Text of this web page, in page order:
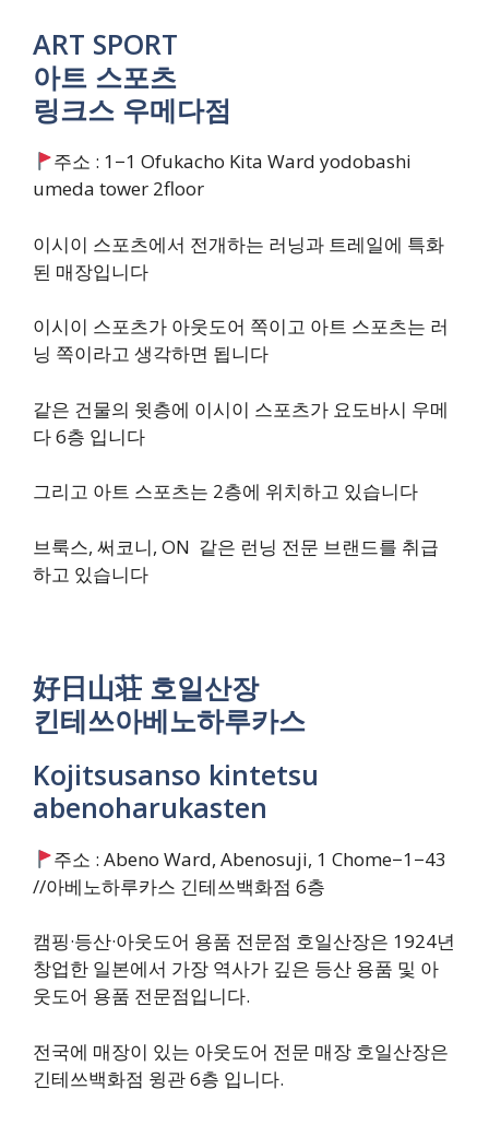
ART SPORT
아트 스포츠
링크스 우메다점
주소 : 1−1 Ofukacho Kita Ward yodobashi
umeda tower 2floor
이시이 스포츠에서 전개하는 러닝과 트레일에 특화
된 매장입니다
이시이 스포츠가 아웃도어 쪽이고 아트 스포츠는 러
닝 쪽이라고 생각하면 됩니다
같은 건물의 윗층에 이시이 스포츠가 요도바시 우메
다 6층 입니다
그리고 아트 스포츠는 2층에 위치하고 있습니다
브룩스, 써코니, ON 같은 런닝 전문 브랜드를 취급
하고 있습니다
​好日山荘 호일산장
킨테쓰아베노하루카스
Kojitsusanso kintetsu
abenoharukasten
주소 : Abeno Ward, Abenosuji, 1 Chome−1−43
//아베노하루카스 긴테쓰백화점 6층
캠핑·등산·아웃도어 용품 전문점 호일산장은 1924년
창업한 일본에서 가장 역사가 깊은 등산 용품 및 아
웃도어 용품 전문점입니다.
전국에 매장이 있는 아웃도어 전문 매장 호일산장은
긴테쓰백화점 윙관 6층 입니다.​